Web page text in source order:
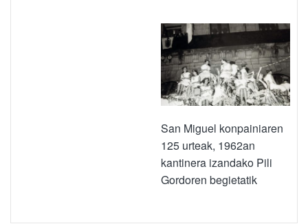
San Miguel konpainiaren
125 urteak, 1962an
kantinera izandako Pili
Gordoren begietatik